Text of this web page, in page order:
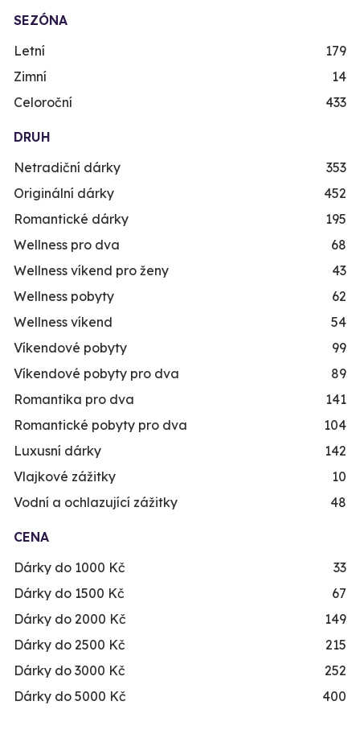
SEZÓNA
Letní
179
Zimní
14
Celoroční
433
DRUH
Netradiční dárky
353
Originální dárky
452
Romantické dárky
195
Wellness pro dva
68
Wellness víkend pro ženy
43
Wellness pobyty
62
Wellness víkend
54
Víkendové pobyty
99
Víkendové pobyty pro dva
89
Romantika pro dva
141
Romantické pobyty pro dva
104
Luxusní dárky
142
Vlajkové zážitky
10
Vodní a ochlazující zážitky
48
CENA
Dárky do 1000 Kč
33
Dárky do 1500 Kč
67
Dárky do 2000 Kč
149
Dárky do 2500 Kč
215
Dárky do 3000 Kč
252
Dárky do 5000 Kč
400